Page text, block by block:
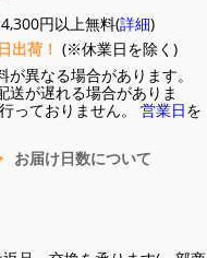
円以上無料(詳細)
出荷！ (※休業日を除く)
異なる場合があります。
送が遅れる場合がありま
っておりません。 営業日を
お届け日数について